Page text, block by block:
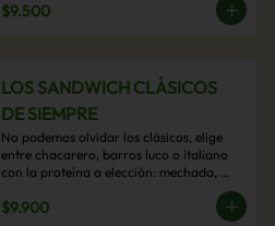
$9.500
LOS SANDWICH CLÁSICOS
DE SIEMPRE
No podemos olvidar los clásicos, elige
entre chacarero, barros luco o italiano
con la proteína a elección: mechada,
acompañamiento de papas fritas.
$9.900